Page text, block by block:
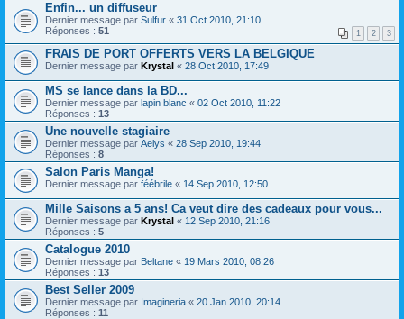
Enfin... un diffuseur
Dernier message par Sulfur « 31 Oct 2010, 21:10
Réponses : 51 1 2 3
FRAIS DE PORT OFFERTS VERS LA BELGIQUE
Dernier message par Krystal « 28 Oct 2010, 17:49
MS se lance dans la BD...
Dernier message par lapin blanc « 02 Oct 2010, 11:22
Réponses : 13
Une nouvelle stagiaire
Dernier message par Aelys « 28 Sep 2010, 19:44
Réponses : 8
Salon Paris Manga!
Dernier message par féébrile « 14 Sep 2010, 12:50
Mille Saisons a 5 ans! Ca veut dire des cadeaux pour vous...
Dernier message par Krystal « 12 Sep 2010, 21:16
Réponses : 5
Catalogue 2010
Dernier message par Beltane « 19 Mars 2010, 08:26
Réponses : 13
Best Seller 2009
Dernier message par Imagineria « 20 Jan 2010, 20:14
Réponses : 11